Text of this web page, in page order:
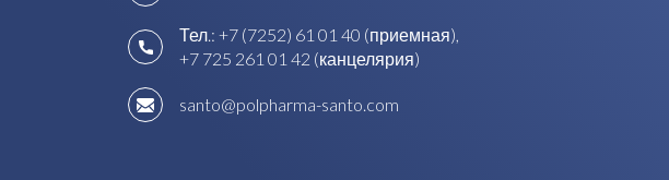
Тел.: +7 (7252) 61 01 40 (приемная),
+7 725 261 01 42 (канцелярия)
santo@polpharma-santo.com